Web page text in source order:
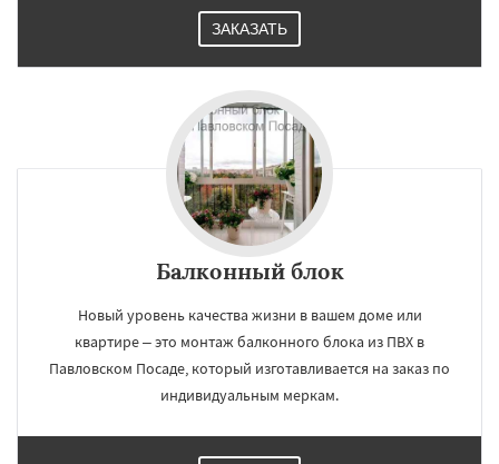
ЗАКАЗАТЬ
Балконный блок
Новый уровень качества жизни в вашем доме или
квартире – это монтаж балконного блока из ПВХ в
Павловском Посаде, который изготавливается на заказ по
индивидуальным меркам.